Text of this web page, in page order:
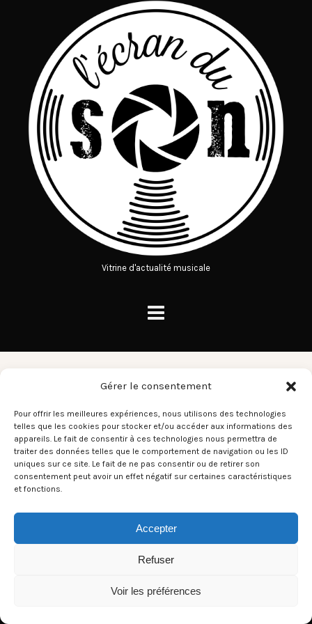
Gérer le consentement
Pour offrir les meilleures expériences, nous utilisons des technologies
telles que les cookies pour stocker et/ou accéder aux informations des
appareils. Le fait de consentir à ces technologies nous permettra de
traiter des données telles que le comportement de navigation ou les ID
uniques sur ce site. Le fait de ne pas consentir ou de retirer son
consentement peut avoir un effet négatif sur certaines caractéristiques
et fonctions.
Accepter
Refuser
Voir les préférences
Vitrine d'actualité musicale
Cheap Thrills
There aren't any posts currently published under this tag.